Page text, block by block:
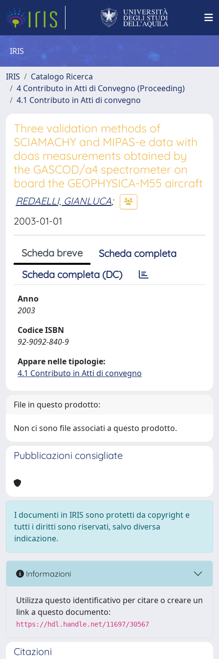
IRIS
IRIS
Catalogo Ricerca
4 Contributo in Atti di Convegno (Proceeding)
4.1 Contributo in Atti di convegno
Three validation methods of
SCIAMACHY and MIPAS-e data with
doas measurements obtained by
the GASCOD/a4 spectrometer on
board the GEOPHYSICA-M55 aircraft
REDAELLI, GIANLUCA;
2003-01-01
Scheda breve
Scheda completa
Scheda completa (DC)
Anno
2003
Codice ISBN
92-9092-840-9
Appare nelle tipologie:
4.1 Contributo in Atti di convegno
File in questo prodotto:
Non ci sono file associati a questo prodotto.
Pubblicazioni consigliate
I documenti in IRIS sono protetti da copyright e
tutti i diritti sono riservati, salvo diversa
indicazione.
Informazioni
Utilizza questo identificativo per citare o creare un
link a questo documento:
https://hdl.handle.net/11697/30567
Citazioni